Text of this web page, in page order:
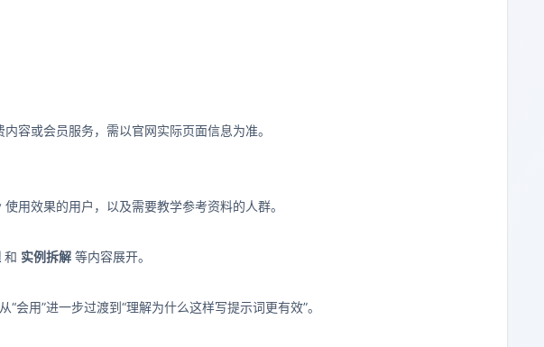
容或会员服务，需以官网实际页面信息为准。
用效果的用户，以及需要教学参考资料的人群。
和 实例拆解 等内容展开。
用”进一步过渡到“理解为什么这样写提示词更有效”。